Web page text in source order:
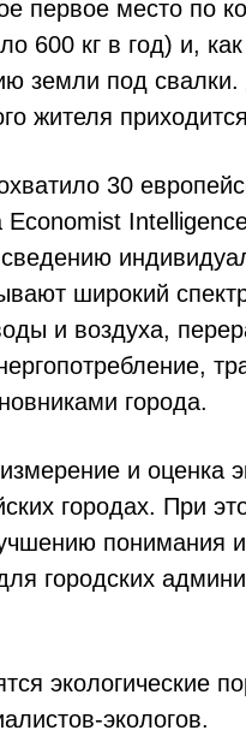
первое место по
600 кг в год) и, как
земли под
жителя приходится
30
широкий
и воздуха,
города.
и оценка
городах. При
понимания
городских
экологические
экологов.